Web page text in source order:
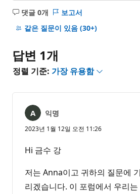
댓글 0개
설
명
음
보고서
같은 질문이 있음 (30+)
답변 1개
정렬 기준: 가장 유용함
익명
2023년 1월 12일 오전 11:26
Hi 금수 강
저는 Anna이고 귀하의 질문에
리겠습니다. 이 포럼에서 우리